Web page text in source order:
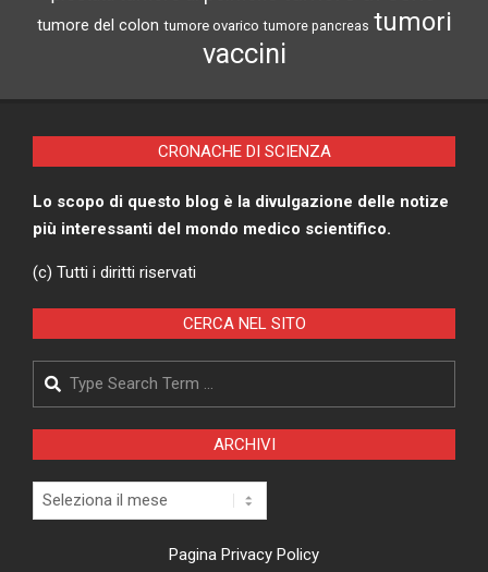
tumore del colon tumore ovarico tumore pancreas tumori
vaccini
CRONACHE DI SCIENZA
Lo scopo di questo blog è la divulgazione delle notize
più interessanti del mondo medico scientifico.
(c) Tutti i diritti riservati
CERCA NEL SITO
Search
ARCHIVI
Archivi
Pagina Privacy Policy